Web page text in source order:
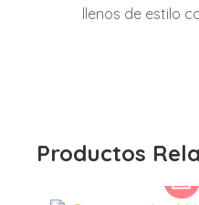
llenos de estilo
Productos